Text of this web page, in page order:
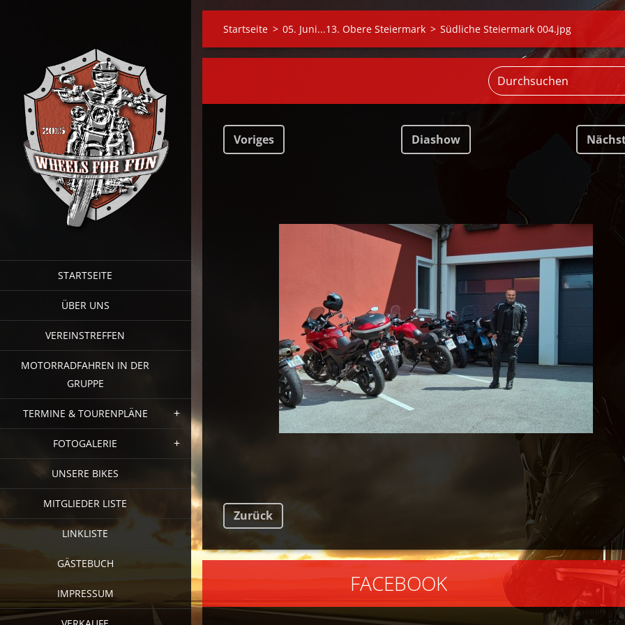
STARTSEITE
ÜBER UNS
VEREINSTREFFEN
MOTORRADFAHREN IN DER
GRUPPE
TERMINE & TOURENPLÄNE
FOTOGALERIE
UNSERE BIKES
MITGLIEDER LISTE
LINKLISTE
GÄSTEBUCH
IMPRESSUM
Startseite > 05. Juni...13. Obere Steiermark > Südliche Steiermark 004.jpg
Voriges Diashow
Zurück
FACEBOOK